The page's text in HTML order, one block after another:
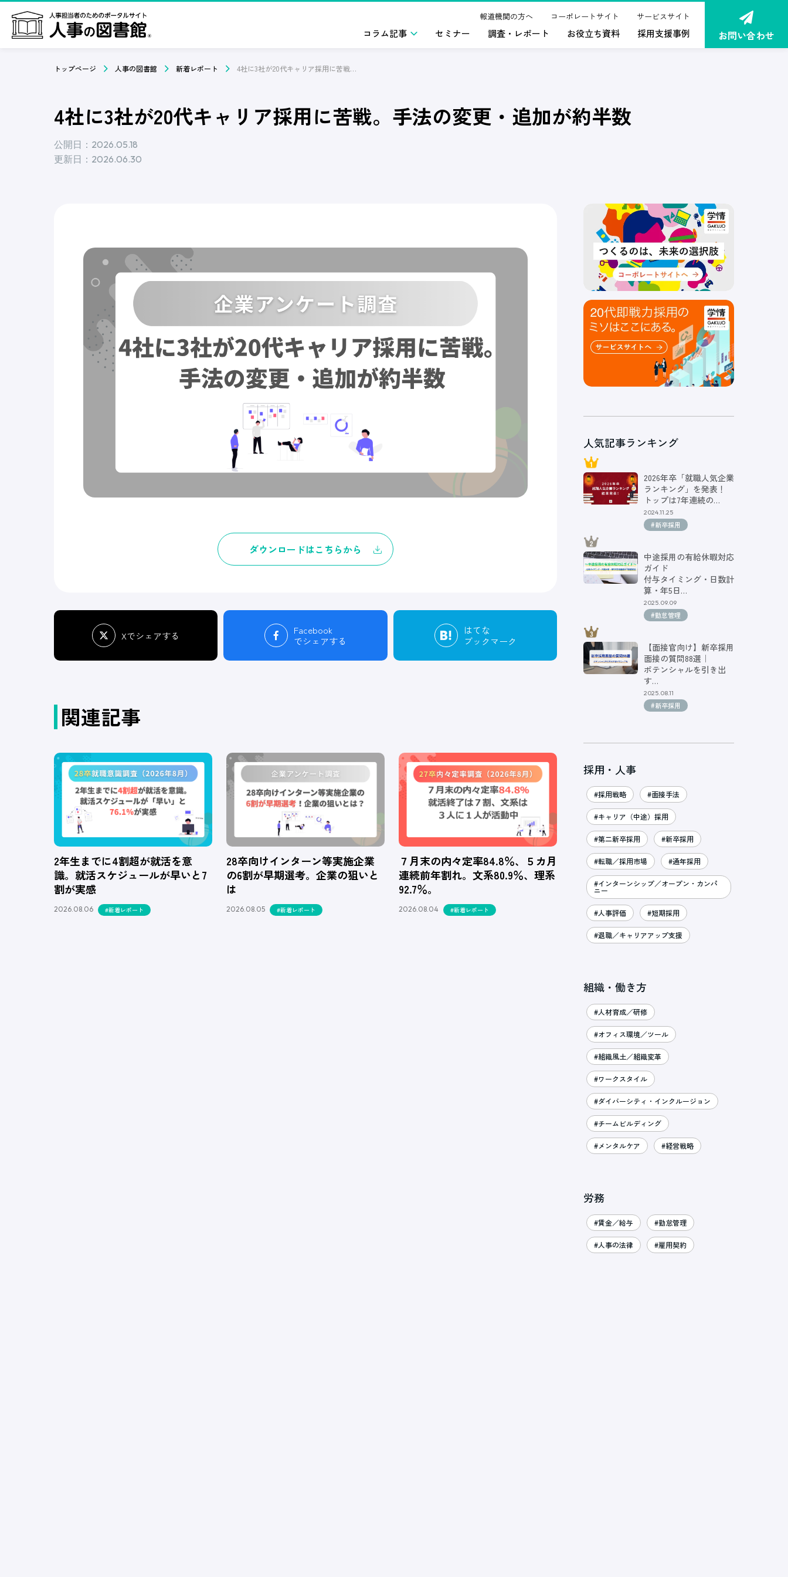
報道機関の方へ コーポレートサイト サービスサイト
コラム記事 セミナー 調査・レポート お役立ち資料 採用支援事例 お問い合わせ
トップページ 人事の図書館 新着レポート 4社に3社が20代キャリア採用に苦戦。手法の変更・追加が約半数
4社に3社が20代キャリア採用に苦戦。手法の変更・追加が約半数
公開日：2026.05.18
更新日：2026.06.30
ダウンロードはこちらから
Xでシェアする
Facebook
でシェアする
はてな
ブックマーク
関連記事
2年生までに4割超が就活を意
識。就活スケジュールが早いと7
割が実感
2026.08.06 #新着レポート
28卒向けインターン等実施企業
の6割が早期選考。企業の狙いと
は
2026.08.05 #新着レポート
７月末の内々定率84.8％、５カ月
連続前年割れ。文系80.9％、理系
92.7％。
2026.08.04 #新着レポート
人気記事ランキング
2026年卒「就職人気企業
ランキング」を発表！
トップは7年連続の…
2024.11.25
#新卒採用
中途採用の有給休暇対応
ガイド
付与タイミング・日数計
算・年5日…
2025.09.09
#勤怠管理
【面接官向け】新卒採用
面接の質問88選｜
ポテンシャルを引き出
す…
2025.08.11
#新卒採用
採用・人事
#採用戦略 #面接手法
#キャリア（中途）採用
#第二新卒採用 #新卒採用
#転職／採用市場 #通年採用
#インターンシップ／オープン・カンパ
ニー
#人事評価 #短期採用
#退職／キャリアアップ支援
組織・働き方
#人材育成／研修
#オフィス環境／ツール
#組織風土／組織変革
#ワークスタイル
#ダイバーシティ・インクルージョン
#チームビルディング
#メンタルケア #経営戦略
労務
#賃金／給与 #勤怠管理
#人事の法律 #雇用契約